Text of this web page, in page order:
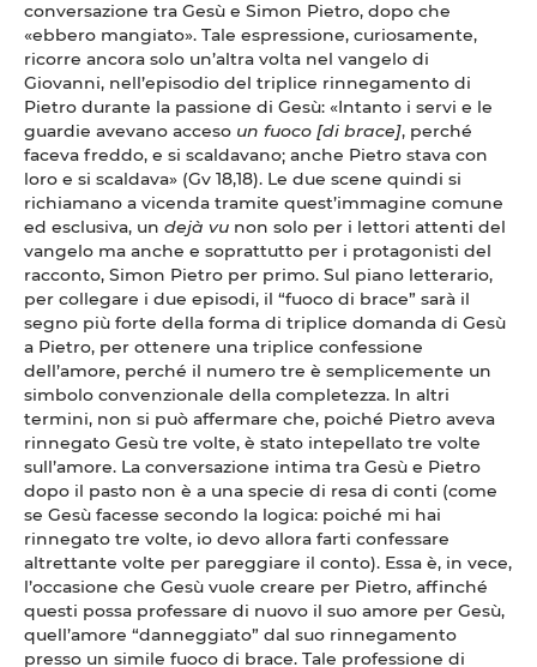
conversazione tra Gesù e Simon Pietro, dopo che
«ebbero mangiato». Tale espressione, curiosamente,
ricorre ancora solo un’altra volta nel vangelo di
Giovanni, nell’episodio del triplice rinnegamento di
Pietro durante la passione di Gesù: «Intanto i servi e le
guardie avevano acceso un fuoco [di brace], perché
faceva freddo, e si scaldavano; anche Pietro stava con
loro e si scaldava» (Gv 18,18). Le due scene quindi si
richiamano a vicenda tramite quest’immagine comune
ed esclusiva, un dejà vu non solo per i lettori attenti del
vangelo ma anche e soprattutto per i protagonisti del
racconto, Simon Pietro per primo. Sul piano letterario,
per collegare i due episodi, il “fuoco di brace” sarà il
segno più forte della forma di triplice domanda di Gesù
a Pietro, per ottenere una triplice confessione
dell’amore, perché il numero tre è semplicemente un
simbolo convenzionale della completezza. In altri
termini, non si può affermare che, poiché Pietro aveva
rinnegato Gesù tre volte, è stato intepellato tre volte
sull’amore. La conversazione intima tra Gesù e Pietro
dopo il pasto non è a una specie di resa di conti (come
se Gesù facesse secondo la logica: poiché mi hai
rinnegato tre volte, io devo allora farti confessare
altrettante volte per pareggiare il conto). Essa è, in vece,
l’occasione che Gesù vuole creare per Pietro, affinché
questi possa professare di nuovo il suo amore per Gesù,
quell’amore “danneggiato” dal suo rinnegamento
presso un simile fuoco di brace. Tale professione di